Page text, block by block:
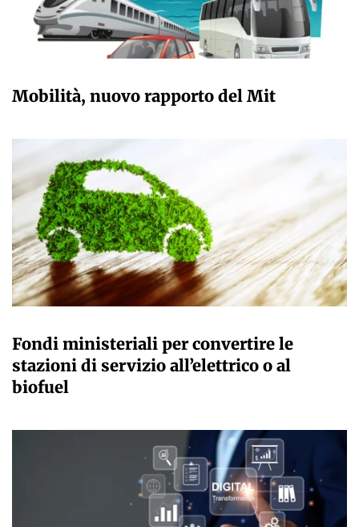
Mobilità, nuovo rapporto del Mit
Fondi ministeriali per convertire le
stazioni di servizio all’elettrico o al
biofuel